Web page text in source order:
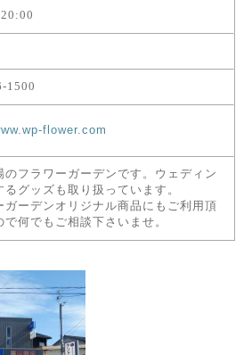
1500
flower.com
のフラワーガーデンです。ウェディン
るグッズも取り扱っています。
ガーデンオリジナル商品にもご利用頂
で何でもご相談下さいませ。